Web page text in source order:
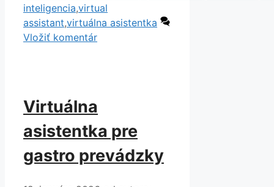
inteligencia,virtual
assistant,virtuálna asistentka
Vložiť komentár
Virtuálna
asistentka pre
gastro prevádzky